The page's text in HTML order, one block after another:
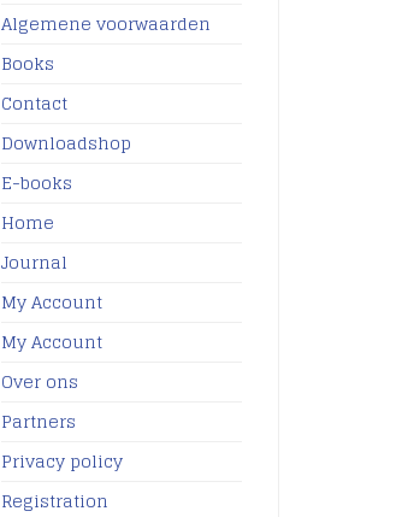
Algemene voorwaarden
Books
Contact
Downloadshop
E-books
Home
Journal
My Account
My Account
Over ons
Partners
Privacy policy
Registration